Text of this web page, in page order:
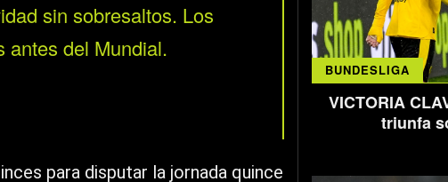
sin sobresaltos. Los
antes del Mundial.
para disputar la jornada quince
BUNDESLIGA
VICTORIA
triunfa